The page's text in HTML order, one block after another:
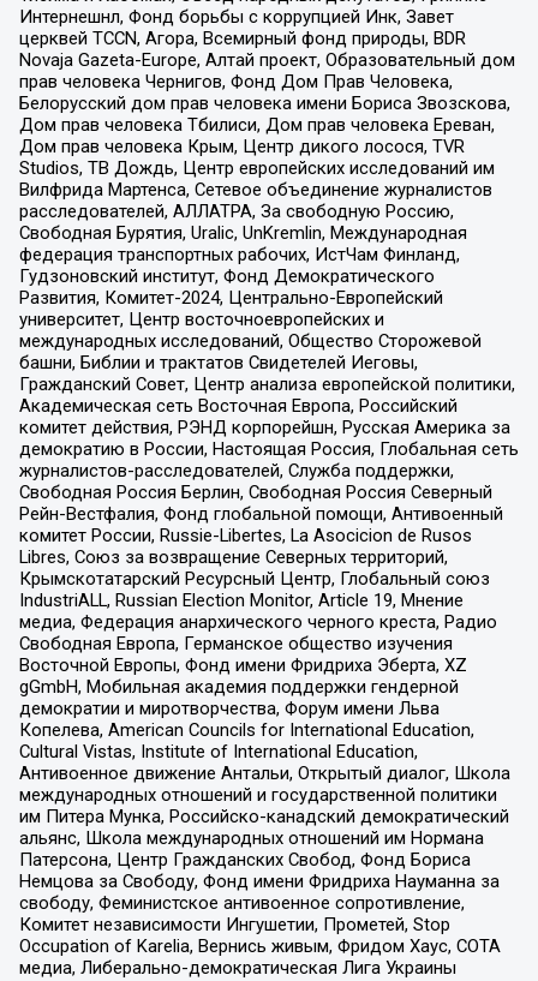
Интернешнл, Фонд борьбы с коррупцией Инк, Завет
церквей TCCN, Агора, Всемирный фонд природы, BDR
Novaja Gazeta-Europe, Алтай проект, Образовательный дом
прав человека Чернигов, Фонд Дом Прав Человека,
Белорусский дом прав человека имени Бориса Звозскова,
Дом прав человека Тбилиси, Дом прав человека Ереван,
Дом прав человека Крым, Центр дикого лосося, TVR
Studios, ТВ Дождь, Центр европейских исследований им
Вилфрида Мартенса, Сетевое объединение журналистов
расследователей, АЛЛАТРА, За свободную Россию,
Свободная Бурятия, Uralic, UnKremlin, Международная
федерация транспортных рабочих, ИстЧам Финланд,
Гудзоновский институт, Фонд Демократического
Развития, Комитет-2024, Центрально-Европейский
университет, Центр восточноевропейских и
международных исследований, Общество Сторожевой
башни, Библии и трактатов Свидетелей Иеговы,
Гражданский Совет, Центр анализа европейской политики,
Академическая сеть Восточная Европа, Российский
комитет действия, РЭНД корпорейшн, Русская Америка за
демократию в России, Настоящая Россия, Глобальная сеть
журналистов-расследователей, Служба поддержки,
Свободная Россия Берлин, Свободная Россия Северный
Рейн-Вестфалия, Фонд глобальной помощи, Антивоенный
комитет России, Russie-Libertes, La Asocicion de Rusos
Libres, Союз за возвращение Северных территорий,
Крымскотатарский Ресурсный Центр, Глобальный союз
IndustriALL, Russian Election Monitor, Article 19, Мнение
медиа, Федерация анархического черного креста, Радио
Свободная Европа, Германское общество изучения
Восточной Европы, Фонд имени Фридриха Эберта, XZ
gGmbH, Мобильная академия поддержки гендерной
демократии и миротворчества, Форум имени Льва
Копелева, American Councils for International Education,
Cultural Vistas, Institute of International Education,
Антивоенное движение Антальи, Открытый диалог, Школа
международных отношений и государственной политики
им Питера Мунка, Российско-канадский демократический
альянс, Школа международных отношений им Нормана
Патерсона, Центр Гражданских Свобод, Фонд Бориса
Немцова за Свободу, Фонд имени Фридриха Науманна за
свободу, Феминистское антивоенное сопротивление,
Комитет независимости Ингушетии, Прометей, Stop
Occupation of Karelia, Вернись живым, Фридом Хаус, СОТА
медиа, Либерально-демократическая Лига Украины